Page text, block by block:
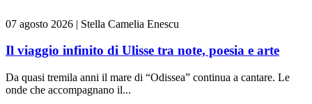
07 agosto 2026 | Stella Camelia Enescu
Il viaggio infinito di Ulisse tra note, poesia e arte
Da quasi tremila anni il mare di “Odissea” continua a cantare. Le
onde che accompagnano il...